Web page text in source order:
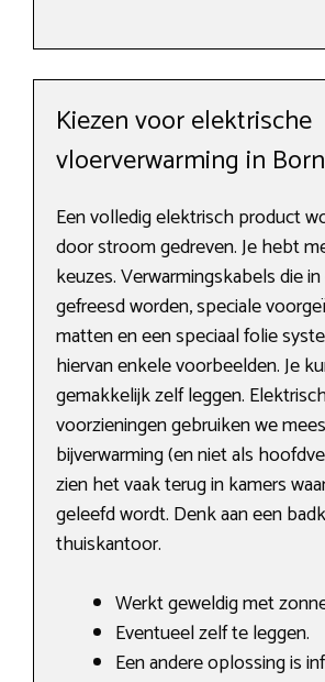
Kiezen voor elektrische
vloerverwarming in
Een volledig elektrisch product
door stroom gedreven. Je hebt
keuzes. Verwarmingskabels die
gefreesd worden, speciale
matten en een speciaal folie
hiervan enkele voorbeelden. Je
gemakkelijk zelf leggen.
voorzieningen gebruiken we
bijverwarming (en niet als
zien het vaak terug in kamers
geleefd wordt. Denk aan een
thuiskantoor.
Werkt geweldig met
Eventueel zelf te leggen.
Een andere oplossing is